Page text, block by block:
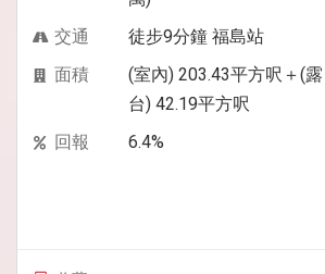
交通
徒步9分鐘 福島站
面積
(室內) 203.43平方呎＋(露
台) 42.19平方呎
回報
6.4%